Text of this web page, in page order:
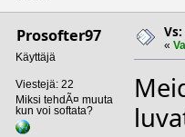
Prosofter97
Käyttäjä
Viestejä: 22
Miksi tehdÃ¤ muuta
kun voi softata?
«